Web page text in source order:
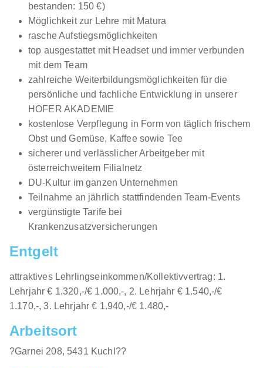
bestanden: 150 €)
Möglichkeit zur Lehre mit Matura
rasche Aufstiegsmöglichkeiten
top ausgestattet mit Headset und immer verbunden
mit dem Team
zahlreiche Weiterbildungsmöglichkeiten für die
persönliche und fachliche Entwicklung in unserer
HOFER AKADEMIE
kostenlose Verpflegung in Form von täglich frischem
Obst und Gemüse, Kaffee sowie Tee
sicherer und verlässlicher Arbeitgeber mit
österreichweitem Filialnetz
DU-Kultur im ganzen Unternehmen
Teilnahme an jährlich stattfindenden Team-Events
vergünstigte Tarife bei
Krankenzusatzversicherungen
Entgelt
attraktives Lehrlingseinkommen/Kollektivvertrag: 1.
Lehrjahr € 1.320,-/€ 1.000,-, 2. Lehrjahr € 1.540,-/€
1.170,-, 3. Lehrjahr € 1.940,-/€ 1.480,-
Arbeitsort
?Garnei 208, 5431 Kuchl??